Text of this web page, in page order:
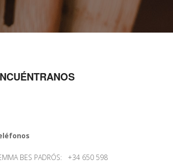
BES PADRÓS: +34 650 598